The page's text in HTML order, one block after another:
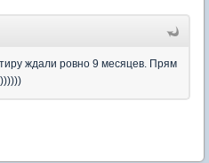
ждали ровно 9 месяцев. Прям